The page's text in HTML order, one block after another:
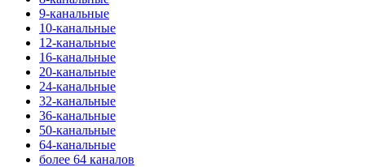
9-канальные
10-канальные
12-канальные
16-канальные
20-канальные
24-канальные
32-канальные
36-канальные
50-канальные
64-канальные
более 64 каналов